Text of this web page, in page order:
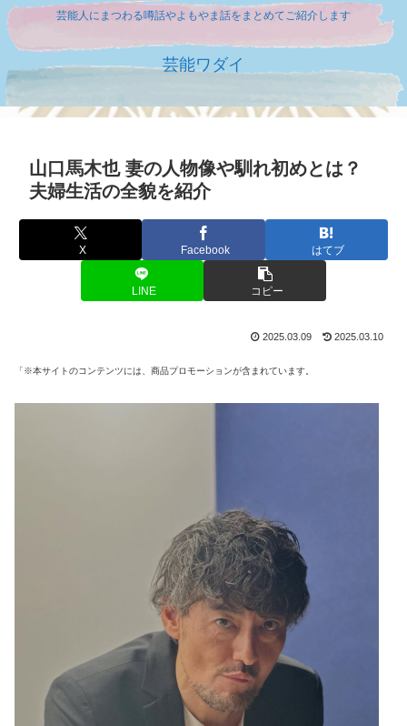
芸能人にまつわる噂話やよもやま話をまとめてご紹介します
芸能ワダイ
山口馬木也 妻の人物像や馴れ初めとは？
夫婦生活の全貌を紹介
X Facebook はてブ
LINE コピー
2025.03.09 2025.03.10
「※本サイトのコンテンツには、商品プロモーションが含まれています。